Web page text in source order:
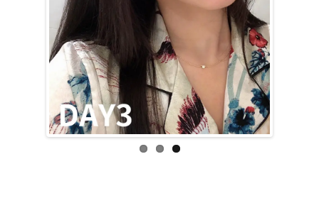
Previo
us
Next